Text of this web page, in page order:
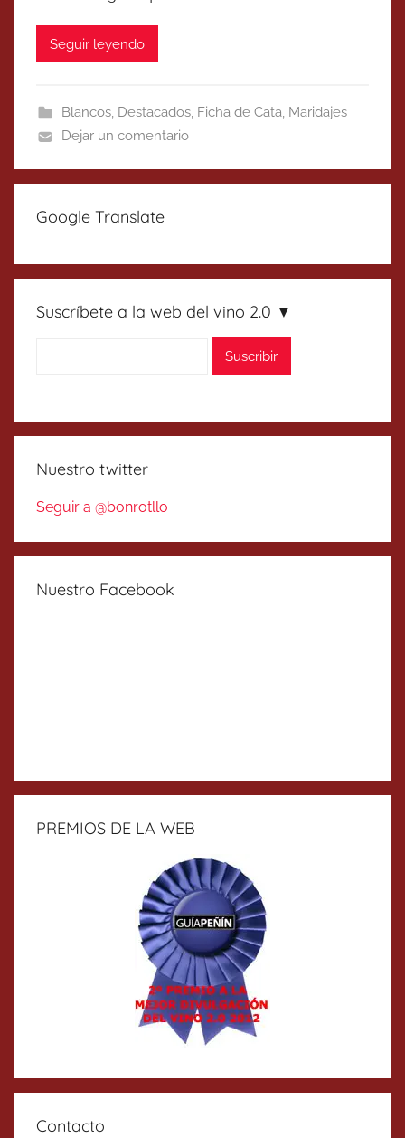
Seguir leyendo
Blancos, Destacados, Ficha de Cata, Maridajes
Dejar un comentario
Google Translate
Suscríbete a la web del vino 2.0 ▼
Nuestro twitter
Seguir a @bonrotllo
Nuestro Facebook
PREMIOS DE LA WEB
Contacto